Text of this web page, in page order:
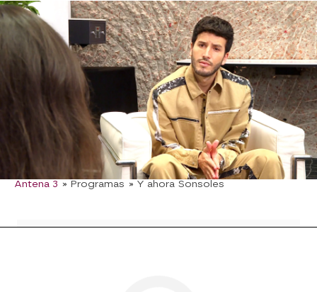
Sus anteriores compromisos con la música, no
han evitado que el colombiano disfrute de su
estancia en nuestro país. En ese día que pasó
con Aitana, ambos pusieronrumbo a la playa
por la tarde. Se dejaron verpaseando y
juntos ajenos a las miradas de los más
curiosos.
Aitana Sebastián Yatra La Voz Kids Ibiza
Antena 3 » Programas » Y ahora Sonsoles